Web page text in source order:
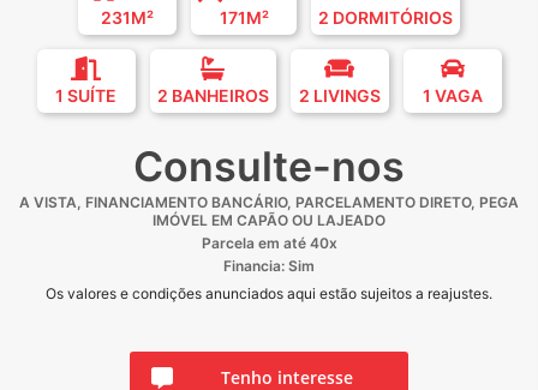
231M² 171M² 2 DORMITÓRIOS
1 SUÍTE 2 BANHEIROS 2 LIVINGS 1 VAGA
Consulte-nos
A VISTA, FINANCIAMENTO BANCÁRIO, PARCELAMENTO DIRETO, PEGA
IMÓVEL EM CAPÃO OU LAJEADO
Parcela em até 40x
Financia: Sim
Os valores e condições anunciados aqui estão sujeitos a reajustes.
Tenho interesse